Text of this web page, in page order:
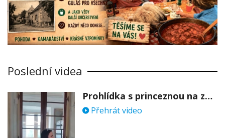
Poslední videa
Prohlídka s princeznou na zámku Stekník
Přehrát video